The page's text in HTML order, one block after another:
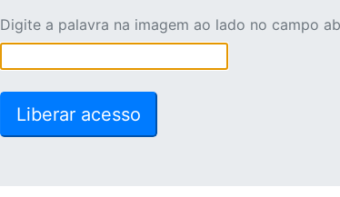
Digite a palavra na imagem ao lado no campo